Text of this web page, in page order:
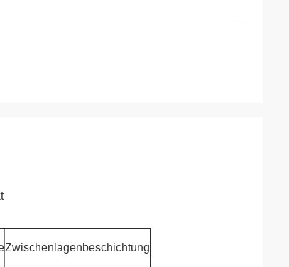
Zwischenlagenbeschichtung